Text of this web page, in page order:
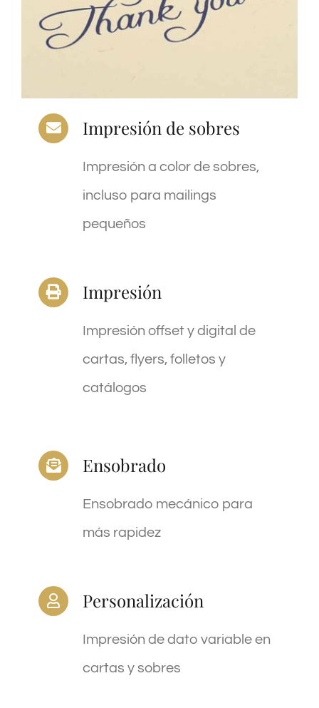
Impresión de sobres
Impresión a color de sobres,
incluso para mailings
pequeños
Impresión
Impresión offset y digital de
cartas, flyers, folletos y
catálogos
Ensobrado
Ensobrado mecánico para
más rapidez
Personalización
Impresión de dato variable en
cartas y sobres